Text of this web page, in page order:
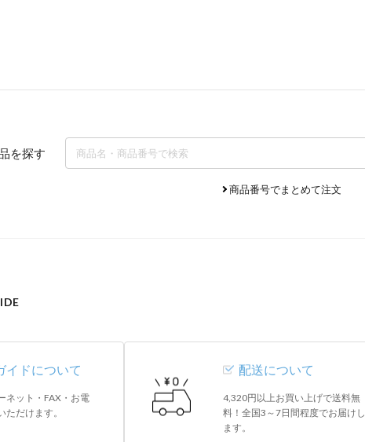
を探す
商品番号でまとめて注文
イドについて
ネット・FAX・お電
ただけます。
配送について
4,320円以上お買い上げで送料無
料！全国3～7日間程度でお届けし
ます。